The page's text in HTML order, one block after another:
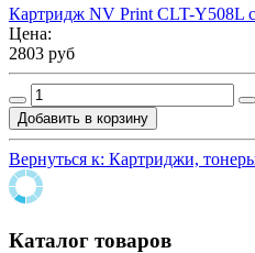
Картридж NV Print CLT-Y508L
Цена:
2803 руб
Вернуться к: Картриджи,
Каталог товаров